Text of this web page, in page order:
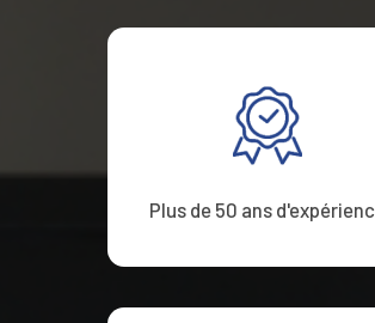
Plus de 50 ans